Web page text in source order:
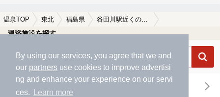
By using our services, you agree that we and
our partners use cookies to improve advertisi
ng and enhance your experience on our servi
ces.
Learn more
温泉TOP 東北 福島県
温浴施設を探す
エリアから探す